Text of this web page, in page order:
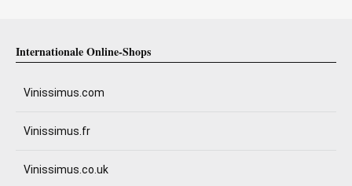
Internationale Online-Shops
Vinissimus.com
Vinissimus.fr
Vinissimus.co.uk